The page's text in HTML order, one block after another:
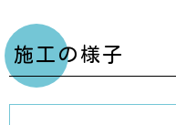
施工の様子